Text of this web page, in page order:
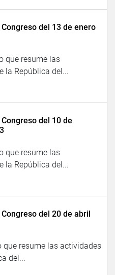
del 13 de enero
que resume las
la República del...
del 10 de
que resume las
la República del...
del 20 de abril
resume las actividades
del...